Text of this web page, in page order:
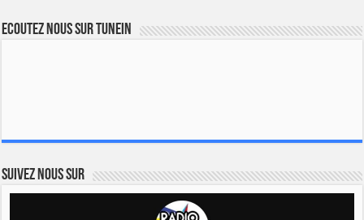
Ecoutez nous sur TuneIn
Suivez nous sur